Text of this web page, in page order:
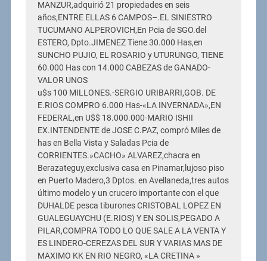
MANZUR,adquirió 21 propiedades en seis
años,ENTRE ELLAS 6 CAMPOS–.EL SINIESTRO
TUCUMANO ALPEROVICH,En Pcia de SGO.del
ESTERO, Dpto.JIMENEZ Tiene 30.000 Has,en
SUNCHO PUJIO, EL ROSARIO y UTURUNGO, TIENE
60.000 Has con 14.000 CABEZAS de GANADO-
VALOR UNOS
u$s 100 MILLONES.-SERGIO URIBARRI,GOB. DE
E.RIOS COMPRO 6.000 Has-«LA INVERNADA»,EN
FEDERAL,en U$$ 18.000.000-MARIO ISHII
EX.INTENDENTE de JOSE C.PAZ, compró Miles de
has en Bella Vista y Saladas Pcia de
CORRIENTES.»CACHO» ALVAREZ,chacra en
Berazateguy,exclusiva casa en Pinamar,lujoso piso
en Puerto Madero,3 Dptos. en Avellaneda,tres autos
último modelo y un crucero importante con el que
DUHALDE pesca tiburones CRISTOBAL LOPEZ EN
GUALEGUAYCHU (E.RIOS) Y EN SOLIS,PEGADO A
PILAR,COMPRA TODO LO QUE SALE A LA VENTA Y
ES LINDERO-CEREZAS DEL SUR Y VARIAS MAS DE
MAXIMO KK EN RIO NEGRO, «LA CRETINA »